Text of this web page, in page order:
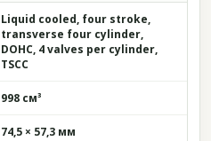
Liquid cooled, four stroke,
transverse four cylinder,
DOHC, 4 valves per cylinder,
TSCC
998 см³
74,5 × 57,3 мм